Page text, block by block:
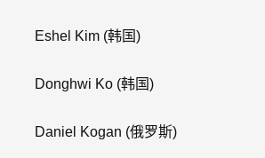
Eshel Kim (韩国)
Donghwi Ko (韩国)
Daniel Kogan (俄罗斯)